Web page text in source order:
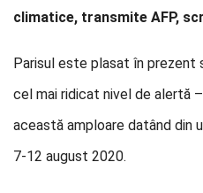
climatice, transmite AFP,
Parisul este plasat în prezent
cel mai ridicat nivel de alertă
această amploare datând din
7-12 august 2020.